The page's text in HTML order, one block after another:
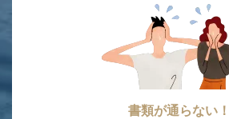
書類が通らない！